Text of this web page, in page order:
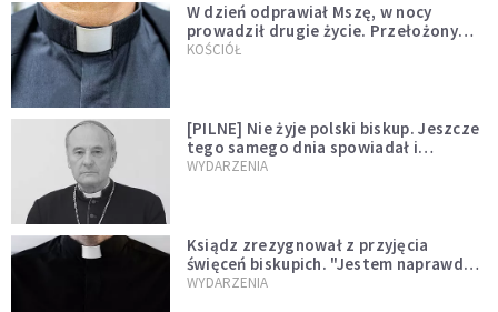
W dzień odprawiał Mszę, w nocy
prowadził drugie życie. Przełożony
kazał mu opuścić zakon
KOŚCIÓŁ
[PILNE] Nie żyje polski biskup. Jeszcze
tego samego dnia spowiadał i
sprawował Mszę świętą
WYDARZENIA
Ksiądz zrezygnował z przyjęcia
święceń biskupich. "Jestem naprawdę
niegodny"
WYDARZENIA